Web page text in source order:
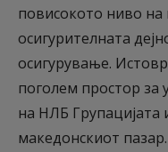
повисокото ниво
осигурителната
осигурување.
поголем простор за
на НЛБ Групацијата
македонскиот